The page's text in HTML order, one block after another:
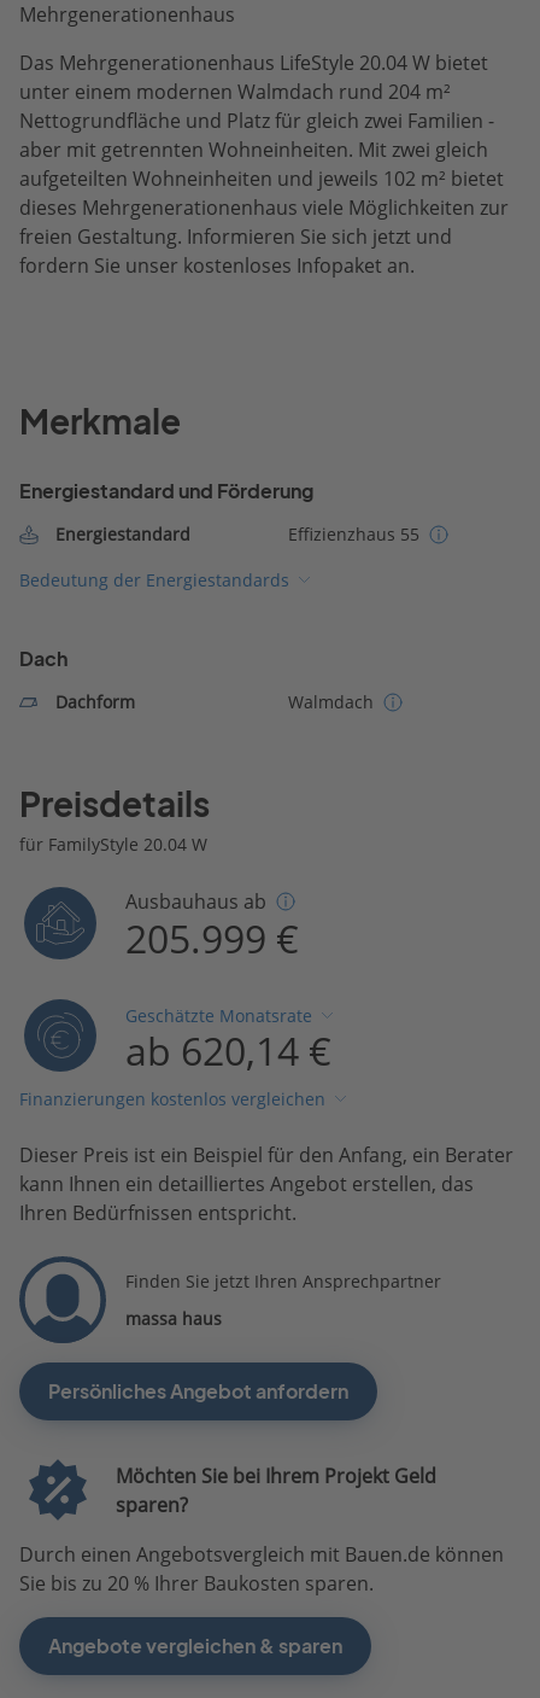
Mehrgenerationenhaus
Das Mehrgenerationenhaus LifeStyle 20.04 W bietet
unter einem modernen Walmdach rund 204 m²
Nettogrundfläche und Platz für gleich zwei Familien -
aber mit getrennten Wohneinheiten. Mit zwei gleich
aufgeteilten Wohneinheiten und jeweils 102 m² bietet
dieses Mehrgenerationenhaus viele Möglichkeiten zur
freien Gestaltung. Informieren Sie sich jetzt und
fordern Sie unser kostenloses Infopaket an.
Merkmale
Energiestandard und Förderung
Energiestandard
Effizienzhaus 55
Bedeutung der Energiestandards
Dach
Dachform Walmdach
Preisdetails
für FamilyStyle 20.04 W
Ausbauhaus ab
205.999 €
Geschätzte Monatsrate
ab 620,14 €
Finanzierungen kostenlos vergleichen
Dieser Preis ist ein Beispiel für den Anfang, ein Berater
kann Ihnen ein detailliertes Angebot erstellen, das
Ihren Bedürfnissen entspricht.
Finden Sie jetzt Ihren Ansprechpartner
massa haus
Persönliches Angebot anfordern
Möchten Sie bei Ihrem Projekt Geld
sparen?
Durch einen Angebotsvergleich mit Bauen.de können
Sie bis zu 20 % Ihrer Baukosten sparen.
Angebote vergleichen & sparen